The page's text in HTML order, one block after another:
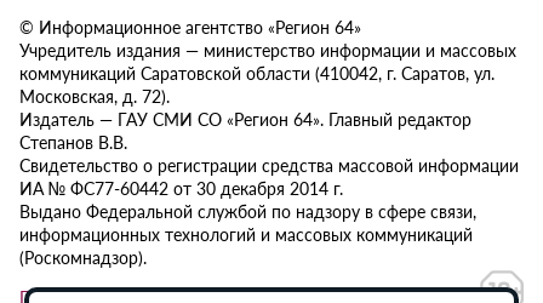
© Информационное агентство «Регион 64»
Учредитель издания — министерство информации и массовых
коммуникаций Саратовской области (410042, г. Саратов, ул.
Московская, д. 72).
Издатель — ГАУ СМИ СО «Регион 64». Главный редактор
Степанов В.В.
Свидетельство о регистрации средства массовой информации
ИА № ФС77-60442 от 30 декабря 2014 г.
Выдано Федеральной службой по надзору в сфере связи,
информационных технологий и массовых коммуникаций
(Роскомнадзор).
Политика в отношении обработки персональных данных